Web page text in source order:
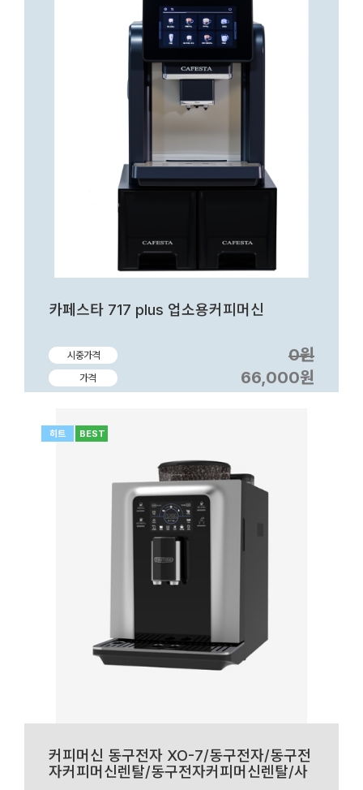
카페스타 717 plus 업소용커피머신
시중가격 0원
가격 66,000원
커피머신 동구전자 XO-7/동구전자/동구전
자커피머신렌탈/동구전자커피머신렌탈/사
히트 BEST